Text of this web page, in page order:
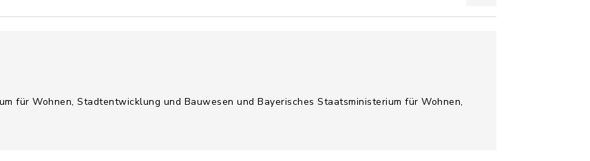
für Wohnen, Stadtentwicklung und Bauwesen und Bayerisches Staatsministerium für Wohnen,